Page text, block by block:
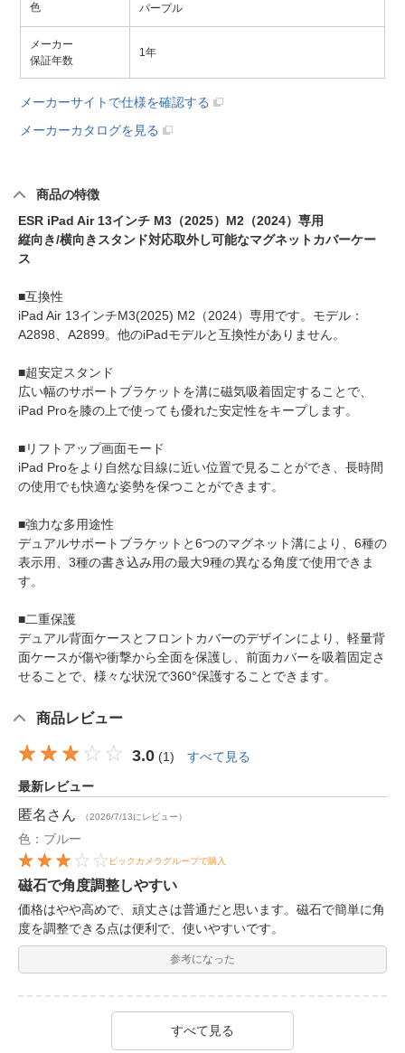
色 パープル
メーカー
保証年数
1年
メーカーサイトで仕様を確認する
メーカーカタログを見る
商品の特徴
ESR iPad Air 13インチ M3（2025）M2（2024）専用
縦向き/横向きスタンド対応取外し可能なマグネットカバーケー
ス
■互換性
iPad Air 13インチM3(2025) M2（2024）専用です。モデル：
A2898、A2899。他のiPadモデルと互換性がありません。
■超安定スタンド
広い幅のサポートブラケットを溝に磁気吸着固定することで、
iPad Proを膝の上で使っても優れた安定性をキープします。
■リフトアップ画面モード
iPad Proをより自然な目線に近い位置で見ることができ、長時間
の使用でも快適な姿勢を保つことができます。
■強力な多用途性
デュアルサポートブラケットと6つのマグネット溝により、6種の
表示用、3種の書き込み用の最大9種の異なる角度で使用できま
す。
■二重保護
デュアル背面ケースとフロントカバーのデザインにより、軽量背
面ケースが傷や衝撃から全面を保護し、前面カバーを吸着固定さ
せることで、様々な状況で360°保護することできます。
商品レビュー
3.0 (1) すべて見る
最新レビュー
匿名 さん （2026/7/13にレビュー）
色：ブルー
ビックカメラグループで購入
磁石で角度調整しやすい
価格はやや高めで、頑丈さは普通だと思います。磁石で簡単に角
度を調整できる点は便利で、使いやすいです。
参考になった
すべて見る